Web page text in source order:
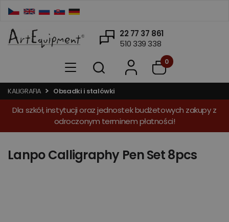
22 77 37 861
510 339 338
0
KALIGRAFIA Obsadki i stalówki
Dla szkół, instytucji oraz jednostek budżetowych zakupy z
odroczonym terminem płatności!
Lanpo Calligraphy Pen Set 8pcs